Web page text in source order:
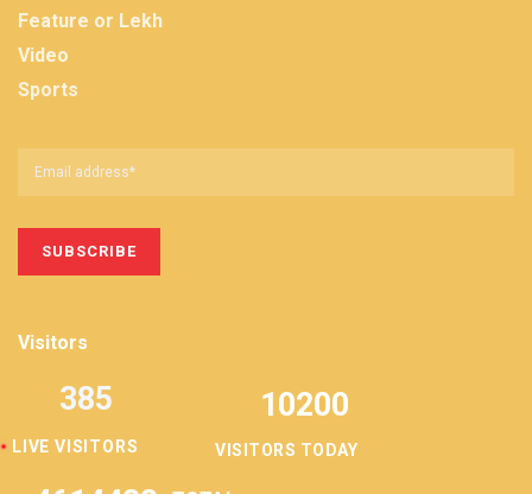
Feature or Lekh
Video
Sports
Visitors
LIVE VISITORS
385 10200
VISITORS TODAY